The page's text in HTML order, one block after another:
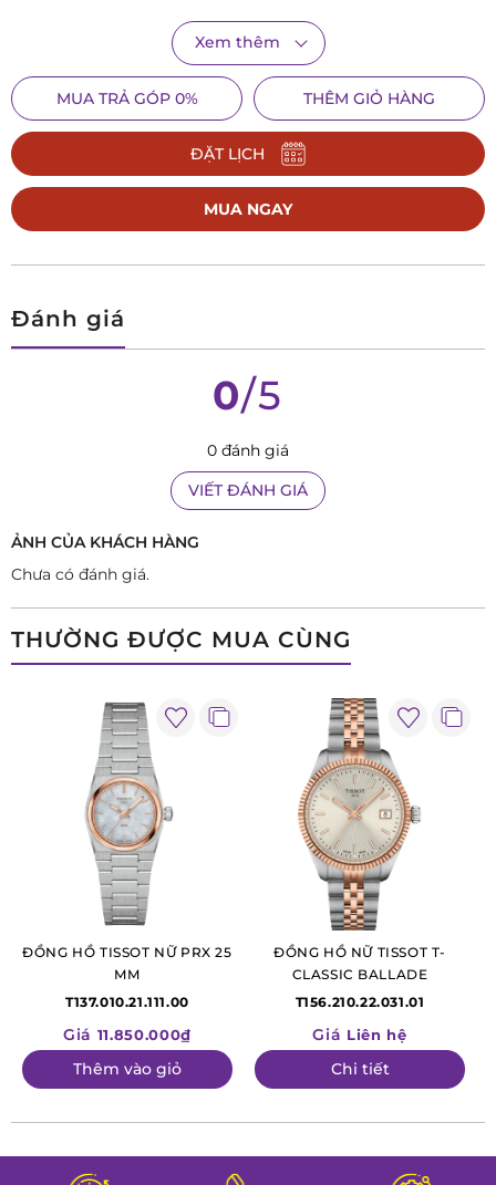
T006.207.11.126.00 trở thành lựa chọn hoàn hảo cho phái đẹp,
nhưng có thể tóm gọn trong ba yếu tố: thương hiệu uy tín,
Thương hiệu Tissot – bảo chứng cho chất lượng
khẳng định vị thế vững chắc trong ngành đồng hồ
Thụy Sỹ. Mỗi sản phẩm của Tissot đều trải qua quá
xác, độ bền và tính thẩm mỹ.
Thiết kế tinh tế, sang trọng
Sự kết hợp hoàn hảo giữa mặt số đen huyền bí và
dây thép không gỉ trắng sáng tạo nên vẻ đẹp sang
trọng nhưng vẫn đủ tinh giản để phù hợp với
nhiều phong cách.
Bộ máy cơ bền bỉ và chính xác
Không cần pin, chiếc đồng hồ này hoạt động dựa
trên chuyển động cổ tay của người đeo. Điều này
vừa thể hiện đẳng cấp của một quý cô sành điệu,
vừa mang lại trải nghiệm thú vị khi cảm nhận từng
nhịp chuyển động của bộ máy cơ.
Kích thước hoàn hảo cho cổ tay nữ
Với đường kính mặt 29 mm và độ dày 9 mm, đồng
Xem thêm
MUA TRẢ GÓP 0% THÊM GIỎ HÀNG
ĐẶT LỊCH
MUA NGAY
Đánh giá
0/5
0 đánh giá
VIẾT ĐÁNH GIÁ
ẢNH CỦA KHÁCH HÀNG
Chưa có đánh giá.
THƯỜNG ĐƯỢC MUA CÙNG
ĐỒNG HỒ TISSOT NỮ PRX 25
MM
T137.010.21.111.00
Giá 11.850.000₫
Thêm vào giỏ
ĐỒNG HỒ NỮ TISSOT T-
CLASSIC BALLADE
T156.210.22.031.01
Giá Liên hệ
Chi tiết